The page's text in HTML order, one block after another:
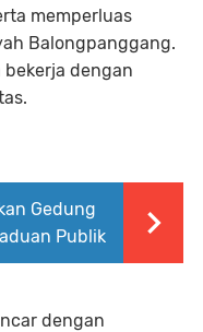
memperluas
Balongpanggang.
dengan
Gedung
Publik
dengan